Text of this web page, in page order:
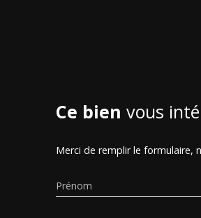
Ce bien vous
Merci de remplir le formulaire,
Prénom